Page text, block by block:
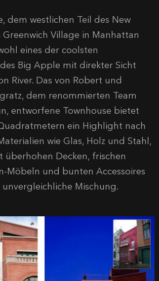
dem westlichen Teil des New
Greenwich Village in Manhattan
eines der coolsten
Big Apple mit direkter Sicht
River. Das von Robert und
dem renommierten Team
entworfene Townhouse bietet
ein Highlight nach
wie Glas, Holz und Stahl,
überhohen Decken, frischen
Möbeln und bunten Accessoires
Mischung.